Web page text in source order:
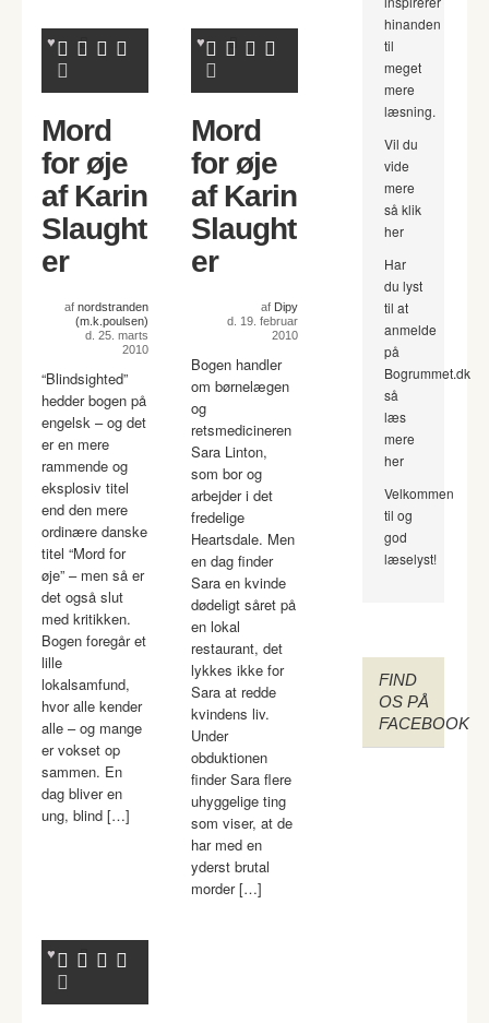
Mord
for øje
af Karin
Slaught
er
af nordstranden
(m.k.poulsen)
d. 25. marts
2010
“Blindsighted”
hedder bogen på
engelsk – og det
er en mere
rammende og
eksplosiv titel
end den mere
ordinære danske
titel “Mord for
øje” – men så er
det også slut
med kritikken.
Bogen foregår et
lille
lokalsamfund,
hvor alle kender
alle – og mange
er vokset op
sammen. En
dag bliver en
ung, blind […]
Mord
for øje
af Karin
Slaught
er
af Dipy
d. 19. februar
2010
Bogen handler
om børnelægen
og
retsmedicineren
Sara Linton,
som bor og
arbejder i det
fredelige
Heartsdale. Men
en dag finder
Sara en kvinde
dødeligt såret på
en lokal
restaurant, det
lykkes ikke for
Sara at redde
kvindens liv.
Under
obduktionen
finder Sara flere
uhyggelige ting
som viser, at de
har med en
yderst brutal
morder […]
hinanden
til
meget
mere
læsning.
Vil du
vide
mere
så klik
her
Har
du lyst
til at
anmelde
på
Bogrummet.dk
så
læs
mere
her
Velkommen
til og
god
læselyst!
FIND
OS PÅ
FACEBOOK